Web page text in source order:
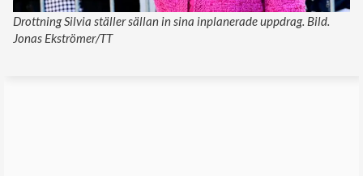
Drottning Silvia ställer sällan in sina inplanerade uppdrag. Bild.
Jonas Ekströmer/TT